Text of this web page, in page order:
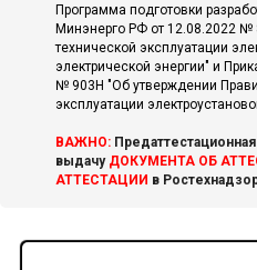
Программа подготовки
Минэнерго РФ от 12.08.2022 №
технической эксплуатации
электрической энергии" и
№ 903Н "Об утверждении
эксплуатации
ВАЖНО:
выдачуДОКУМЕНТА ОБ
АТТЕСТАЦИИ в